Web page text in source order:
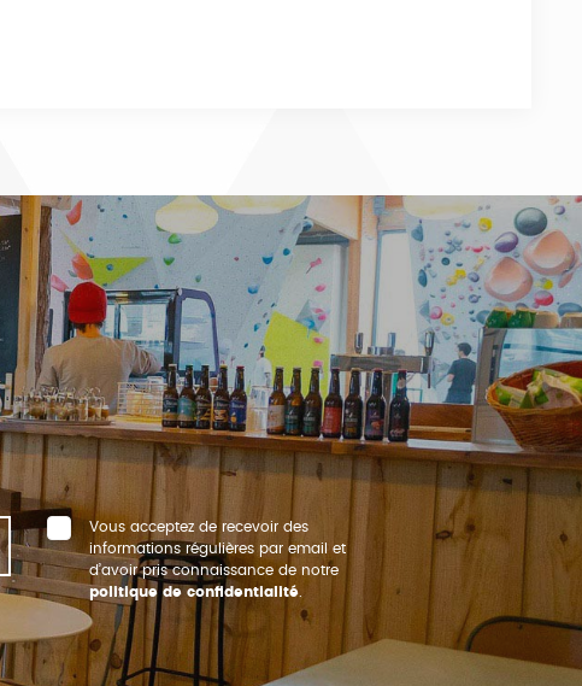
Vous acceptez de recevoir des
informations régulières par email et
d’avoir pris connaissance de notre
politique de confidentialité.